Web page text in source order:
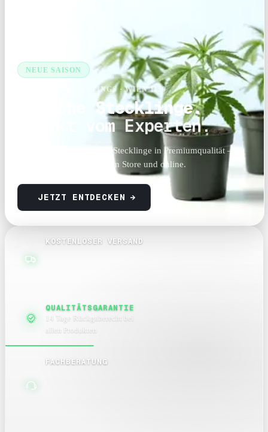
NEUE SAISON
STAMMBAUM CUTTINGS · WIEN 1150
Frische Stecklinge.
Direkt vom Experten.
Handverlesene Cannabis-Stecklinge in Premiumqualität —
jede Woche neue Sorten im Store und online.
JETZT ENTDECKEN→
KOSTENLOSER VERSAND
QUALITÄTSGARANTIE
14 Tage Rückgaberecht bei
allen Produkten
FACHBERATUNG